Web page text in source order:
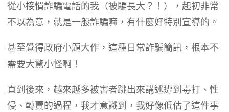
​從小接慣詐騙電話的我（被騙長大？！），起初非常
不以為意，就是一般詐騙嘛，有什麼好特別宣導的。
​甚至覺得政府小題大作，這種日常詐騙簡訊，根本不
需要大驚小怪啊！
​直到後來，越來越多被害者跳出來講述遭到毒打、性
侵、轉賣的過程，我才意識到，我好像低估了這件事